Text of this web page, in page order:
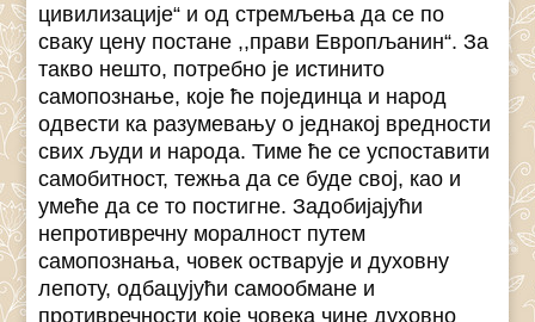
цивилизације“ и од стремљења да се по
сваку цену постане ,,прави Европљанин“. За
такво нешто, потребно је истинито
самопознање, које ће појединца и народ
одвести ка разумевању о једнакој вредности
свих људи и народа. Тиме ће се успоставити
самобитност, тежња да се буде свој, као и
умеће да се то постигне. Задобијајући
непротивречну моралност путем
самопознања, човек остварује и духовну
лепоту, одбацујући самообмане и
противречности које човека чине духовно